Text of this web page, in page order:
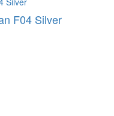
F04 Silver